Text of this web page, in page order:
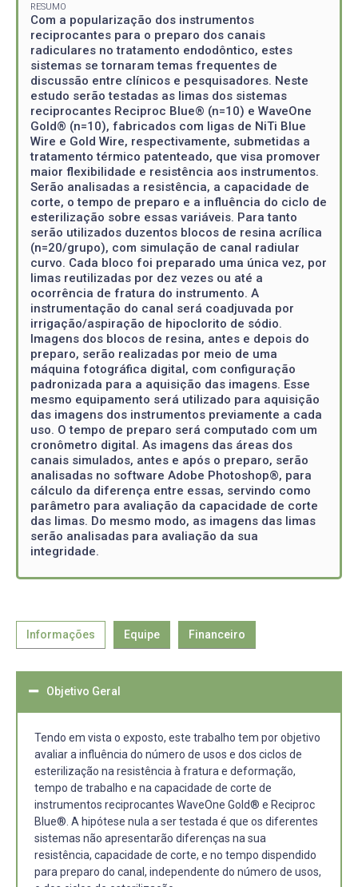
RESUMO
Com a popularização dos instrumentos
reciprocantes para o preparo dos canais
radiculares no tratamento endodôntico, estes
sistemas se tornaram temas frequentes de
discussão entre clínicos e pesquisadores. Neste
estudo serão testadas as limas dos sistemas
reciprocantes Reciproc Blue® (n=10) e WaveOne
Gold® (n=10), fabricados com ligas de NiTi Blue
Wire e Gold Wire, respectivamente, submetidas a
tratamento térmico patenteado, que visa promover
maior flexibilidade e resistência aos instrumentos.
Serão analisadas a resistência, a capacidade de
corte, o tempo de preparo e a influência do ciclo de
esterilização sobre essas variáveis. Para tanto
serão utilizados duzentos blocos de resina acrílica
(n=20/grupo), com simulação de canal radiular
curvo. Cada bloco foi preparado uma única vez, por
limas reutilizadas por dez vezes ou até a
ocorrência de fratura do instrumento. A
instrumentação do canal será coadjuvada por
irrigação/aspiração de hipoclorito de sódio.
Imagens dos blocos de resina, antes e depois do
preparo, serão realizadas por meio de uma
máquina fotográfica digital, com configuração
padronizada para a aquisição das imagens. Esse
mesmo equipamento será utilizado para aquisição
das imagens dos instrumentos previamente a cada
uso. O tempo de preparo será computado com um
cronômetro digital. As imagens das áreas dos
canais simulados, antes e após o preparo, serão
analisadas no software Adobe Photoshop®, para
cálculo da diferença entre essas, servindo como
parâmetro para avaliação da capacidade de corte
das limas. Do mesmo modo, as imagens das limas
serão analisadas para avaliação da sua
integridade.
Informações Equipe Financeiro
Objetivo Geral
Tendo em vista o exposto, este trabalho tem por objetivo
avaliar a influência do número de usos e dos ciclos de
esterilização na resistência à fratura e deformação,
tempo de trabalho e na capacidade de corte de
instrumentos reciprocantes WaveOne Gold® e Reciproc
Blue®. A hipótese nula a ser testada é que os diferentes
sistemas não apresentarão diferenças na sua
resistência, capacidade de corte, e no tempo dispendido
para preparo do canal, independente do número de usos,